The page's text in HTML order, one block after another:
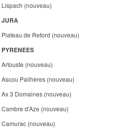
Lispach (nouveau)
JURA
Plateau de Retord (nouveau)
PYRENEES
Artouste (nouveau)
Ascou Pailhères (nouveau)
Ax 3 Domaines (nouveau)
Cambre d'Aze (nouveau)
Camurac (nouveau)